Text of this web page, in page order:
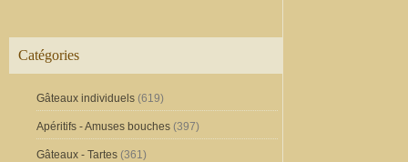
Catégories
Gâteaux individuels (619)
Apéritifs - Amuses bouches (397)
Gâteaux - Tartes (361)